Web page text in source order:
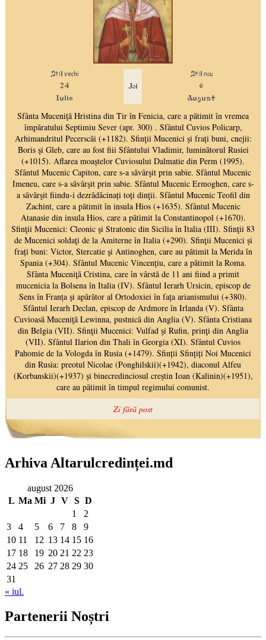
Arhiva Altarulcredinței.md
august 2026
L Ma Mi J V S D
1
2
3
4 5 6 7 8
9
10 11 12 13 14 15 16
17 18 19 20 21 22 23
24 25 26 27 28 29 30
31
« iul.
Partenerii Noștri